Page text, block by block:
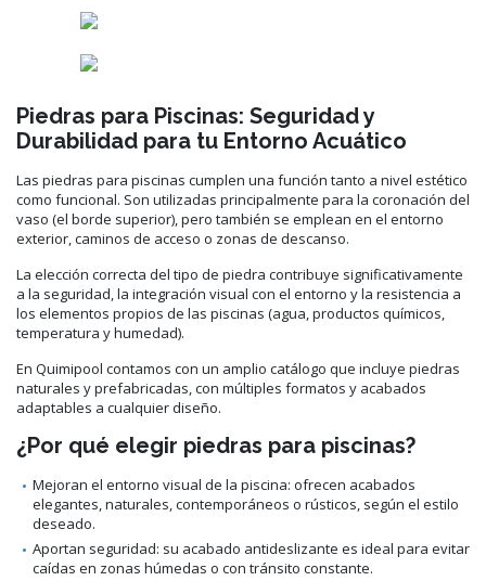
Piedras para Piscinas: Seguridad y
Durabilidad para tu Entorno Acuático
Las piedras para piscinas cumplen una función tanto a nivel estético
como funcional. Son utilizadas principalmente para la coronación del
vaso (el borde superior), pero también se emplean en el entorno
exterior, caminos de acceso o zonas de descanso.
La elección correcta del tipo de piedra contribuye significativamente
a la seguridad, la integración visual con el entorno y la resistencia a
los elementos propios de las piscinas (agua, productos químicos,
temperatura y humedad).
En Quimipool contamos con un amplio catálogo que incluye piedras
naturales y prefabricadas, con múltiples formatos y acabados
adaptables a cualquier diseño.
¿Por qué elegir piedras para piscinas?
Mejoran el entorno visual de la piscina: ofrecen acabados
elegantes, naturales, contemporáneos o rústicos, según el estilo
deseado.
Aportan seguridad: su acabado antideslizante es ideal para evitar
caídas en zonas húmedas o con tránsito constante.